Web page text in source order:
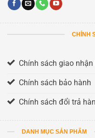
CHÍNH
Chính sách giao nhận
Chính sách bảo hành
Chính sách đổi trả
DANH MỤC SẢN PHẨM